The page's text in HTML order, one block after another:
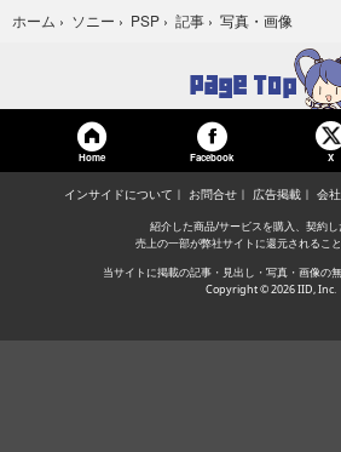
ホーム › ソニー › PSP › 記事 › 写真・画像
Home Facebook X
インサイドについて お問合せ 広告掲載 会
紹介した商品/サービスを購入、契約し
売上の一部が弊社サイトに還元されること
当サイトに掲載の記事・見出し・写真・画像の
Copyright © 2026 IID, Inc.